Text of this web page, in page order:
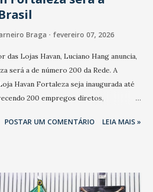
Braga fevereiro 07, 2026
das Lojas Havan, Luciano Hang anuncia,
será a de número 200 da Rede. A
Havan Fortaleza seja inaugurada até
200 empregos diretos,
não foi anunciada oficialmente, mas
POSTAR UM COMENTÁRIO LEIA MAIS »